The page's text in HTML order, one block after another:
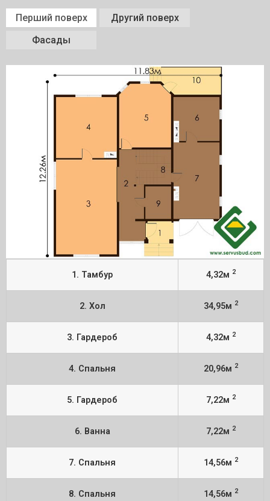
Перший поверх
Другий поверх
Фасады
1. Тамбур 4,32м 2
2. Хол 34,95м 2
3. Гардероб 4,32м 2
4. Спальня 20,96м 2
5. Гардероб 7,22м 2
6. Ванна 7,22м 2
7. Спальня 14,56м 2
8. Спальня 14,56м 2